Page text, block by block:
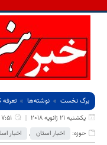
برگ نخست نوشته‌ها
یکشنبه 21 ژانویه 2018
7:51 ب.ظ
حوزه:
اخبار استان , اخبار